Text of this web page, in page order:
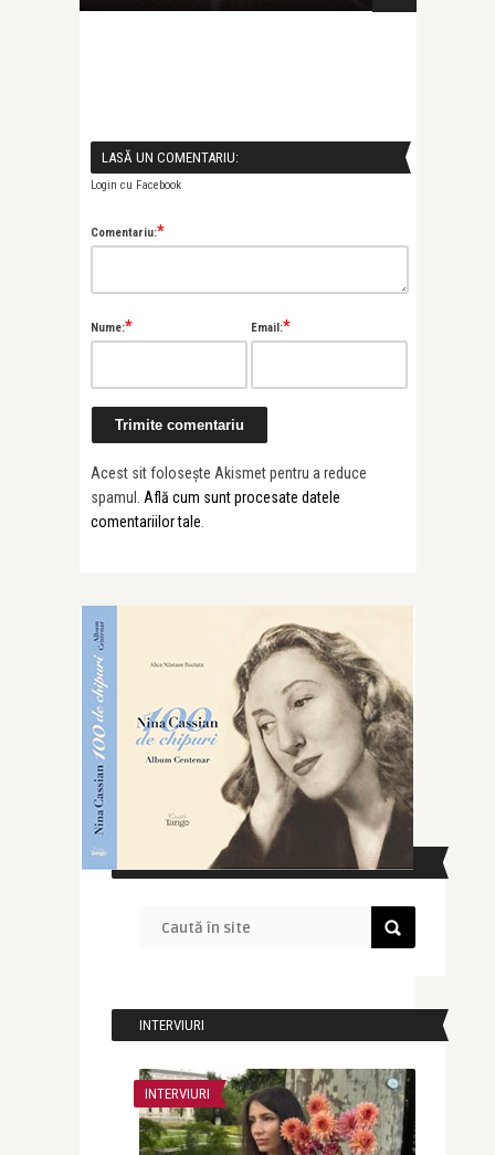
LASĂ UN COMENTARIU:
Login cu Facebook
Comentariu:*
Nume:* Email:*
Acest sit folosește Akismet pentru a reduce
spamul. Află cum sunt procesate datele
comentariilor tale
CAUTĂ ÎN SITE
INTERVIURI
INTERVIURI